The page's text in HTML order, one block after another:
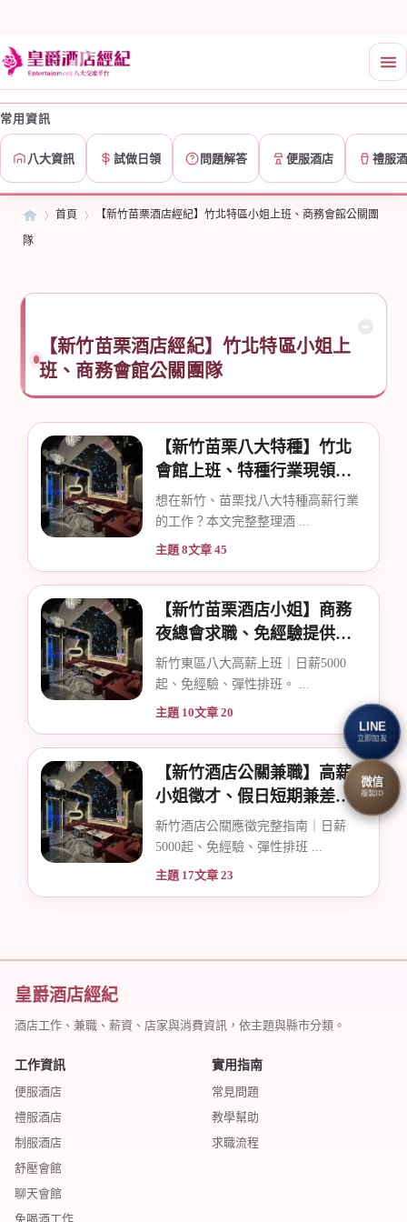
常用資訊
八大資訊 試做日領 問題解答 便服酒店 禮服
皇
經
紀
»
首頁
›
【新竹苗栗酒店經紀】竹北特區小姐上班、商務會館公關團
隊
【新竹苗栗酒店經紀】竹北特區小姐上
班、商務會館公關團隊
【新竹苗栗八大特種】竹北
會館上班、特種行業現領職
缺
想在新竹、苗栗找八大特種高薪行業
的工作？本文完整整理酒 ...
主題 8文章 45
【新竹苗栗酒店小姐】商務
夜總會求職、免經驗提供宿
舍
新竹東區八大高薪上班｜日薪5000
起、免經驗、彈性排班。 ...
主題 10文章 20
【新竹酒店公關兼職】高薪
小姐徵才、假日短期兼差首
選
新竹酒店公關應徵完整指南｜日薪
5000起、免經驗、彈性排班 ...
主題 17文章 23
皇爵酒店經紀
酒店工作、兼職、薪資、店家與消費資訊，依主題與縣市分類。
工作資訊
便服酒店
禮服酒店
制服酒店
舒壓會館
聊天會館
免喝酒工作
實用指南
常見問題
教學幫助
求職流程
LINE
立即加友
微信
複製ID